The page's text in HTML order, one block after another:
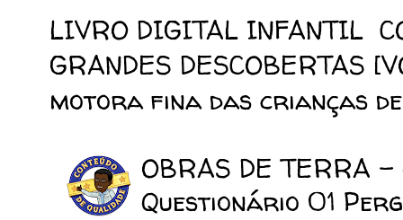
LIVRO DIGITAL INFANTIL
GRANDES DESCOBERTAS
motora fina das crianças
OBRAS DE TERRA -
Questionário 01